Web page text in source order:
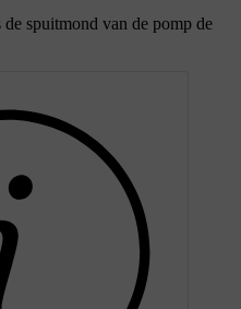
spuitmond van de pomp de